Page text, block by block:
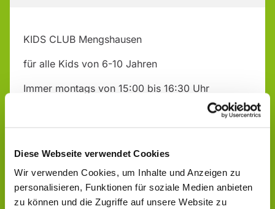
Diese Webseite verwendet Cookies
Wir verwenden Cookies, um Inhalte und Anzeigen zu
personalisieren, Funktionen für soziale Medien anbieten
zu können und die Zugriffe auf unsere Website zu
KIDS CLUB Mengshausen
für alle Kids von 6-10 Jahren
Immer montags von 15:00 bis 16:30 Uhr
Infos & Anmeldung bei:
Tel.: 0151 14170618